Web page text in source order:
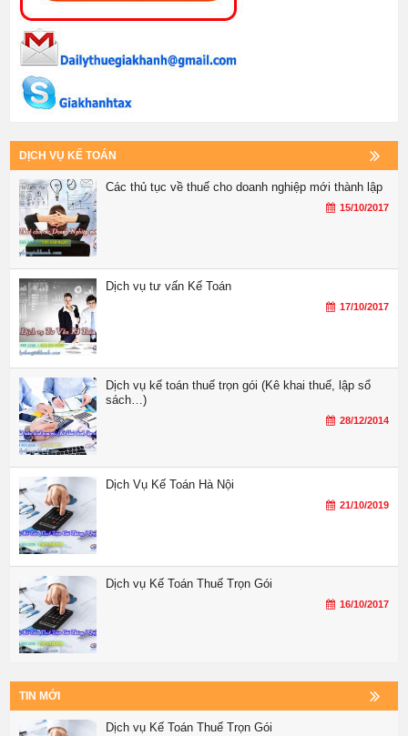
DỊCH VỤ KẾ TOÁN
Các thủ tục về thuế cho doanh nghiệp mới thành lập
15/10/2017
Dịch vụ tư vấn Kế Toán
17/10/2017
Dịch vụ kế toán thuế trọn gói (Kê khai thuế, lập sổ
sách…)
28/12/2014
Dịch Vụ Kế Toán Hà Nội
21/10/2019
Dịch vụ Kế Toán Thuế Trọn Gói
16/10/2017
TIN MỚI
Dịch vụ Kế Toán Thuế Trọn Gói